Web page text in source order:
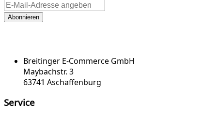
Abonnieren
Breitinger E-Commerce GmbH
Maybachstr. 3
63741 Aschaffenburg
Service